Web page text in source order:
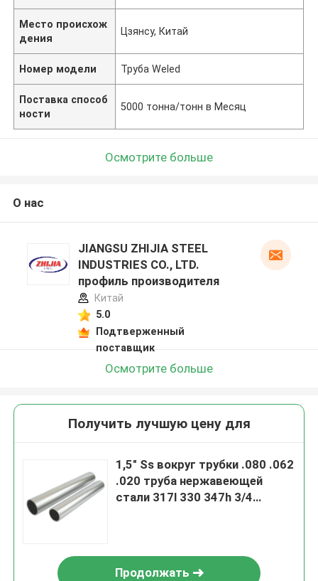
Место происхож
дения
Цзянсу, Китай
Номер модели Труба Weled
Поставка способ
ности
5000 тонна/тонн в Месяц
Осмотрите больше
О нас
JIANGSU ZHIJIA STEEL
INDUSTRIES CO., LTD.
профиль производителя
Китай
5.0
Подтверженный
поставщик
Осмотрите больше
Получить лучшую цену для
1,5" Ss вокруг трубки .080 .062
.020 труба нержавеющей
стали 317l 330 347h 3/4
Продолжать